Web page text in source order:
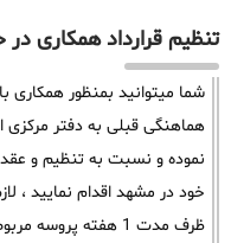
تنظیم قرارداد همکاری
شما میتوانید بمنظور همکاری
هماهنگی قبلی به دفتر مرکزی
نموده و نسبت به تنظیم و عقد
خود در مشهد اقدام نمایید ،
ظرف مدت 1 هفته